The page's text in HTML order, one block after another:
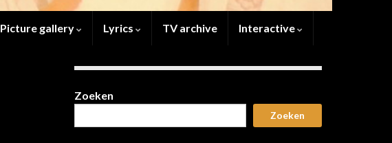
Picture gallery Lyrics TV archive Interactive
Zoeken
Zoeken